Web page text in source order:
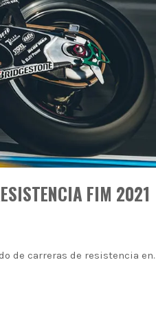
FIM 2021
de carreras de resistencia